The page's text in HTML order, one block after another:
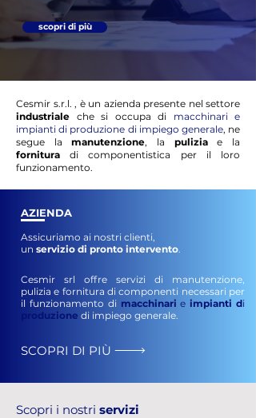
scopri di più
Cesmir s.r.l. , è un azienda presente nel settore
industriale che si occupa di macchinari e
impianti di produzione di impiego generale, ne
segue lamanutenzione, la puliziae la
fornitura di componentistica per il loro
funzionamento.
AZIENDA
Assicuriamo ai nostri clienti,
un servizio di pronto intervento.
Cesmir srl offre servizi di manutenzione,
pulizia e fornitura di componenti necessari per
il funzionamento di macchinari eimpianti di
produzione di impiego generale.
SCOPRI DI PIÙ
Scopri i nostri servizi